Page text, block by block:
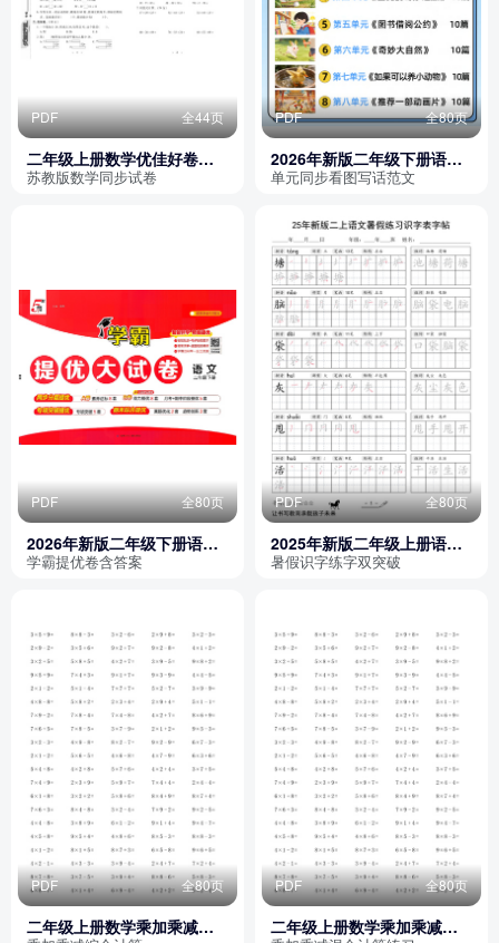
PDF 全44页
二年级上册数学优佳好卷
（苏教版）
苏教版数学同步试卷
PDF 全80页
2026年新版二年级下册语文
1-8单元同步看图写话范文
单元同步看图写话范文
PDF 全80页
2026年新版二年级下册语文
单元测试AB卷+期中+期末学
霸提优大试卷（含答案）
学霸提优卷含答案
PDF 全80页
2025年新版二年级上册语文
暑假练习识字表字帖
暑假识字练字双突破
PDF 全80页
二年级上册数学乘加乘减多
PDF 全80页
二年级上册数学乘加乘减多